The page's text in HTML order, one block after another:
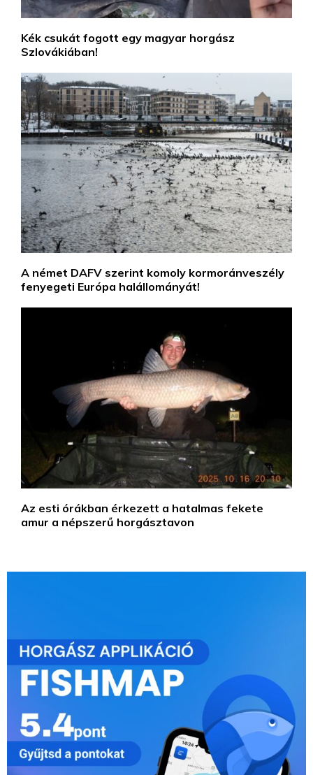
Kék csukát fogott egy magyar horgász
Szlovákiában!
A német DAFV szerint komoly kormoránveszély
fenyegeti Európa halállományát!
Az esti órákban érkezett a hatalmas fekete
amur a népszerű horgásztavon